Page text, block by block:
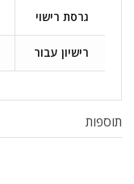
גרסת רישוי
רישיון עבור
תוספות